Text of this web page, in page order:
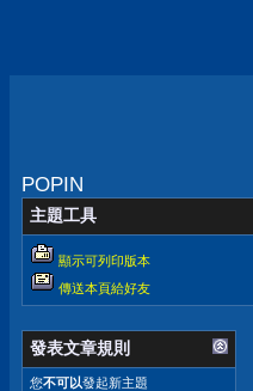
POPIN
主題工具
顯示可列印版本
傳送本頁給好友
發表文章規則
您不可以發起新主題